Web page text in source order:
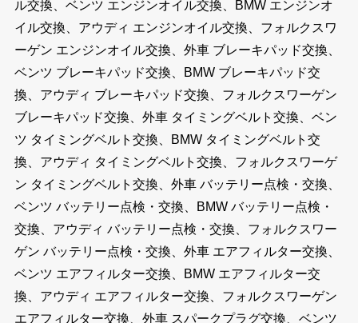
ル交換、ベンツ エンジンオイル交換、BMW エンジンオ
イル交換、アウディ エンジンオイル交換、フォルクスワ
ーゲン エンジンオイル交換、外車 ブレーキパッド交換、
ベンツ ブレーキパッド交換、BMW ブレーキパッド交
換、アウディ ブレーキパッド交換、フォルクスワーゲン
ブレーキパッド交換、外車 タイミングベルト交換、ベン
ツ タイミングベルト交換、BMW タイミングベルト交
換、アウディ タイミングベルト交換、フォルクスワーゲ
ン タイミングベルト交換、外車 バッテリー点検・交換、
ベンツ バッテリー点検・交換、BMW バッテリー点検・
交換、アウディ バッテリー点検・交換、フォルクスワー
ゲン バッテリー点検・交換、外車 エアフィルター交換、
ベンツ エアフィルター交換、BMW エアフィルター交
換、アウディ エアフィルター交換、フォルクスワーゲン
エアフィルター交換、外車 スパークプラグ交換、ベンツ